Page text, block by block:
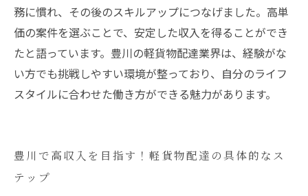
務に慣れ、その後のスキルアップにつなげました。高単
価の案件を選ぶことで、安定した収入を得ることができ
たと語っています。豊川の軽貨物配達業界は、経験がな
い方でも挑戦しやすい環境が整っており、自分のライフ
スタイルに合わせた働き方ができる魅力があります。
豊川で高収入を目指す！軽貨物配達の具体的なス
テップ